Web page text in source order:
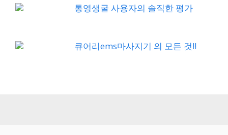
통영생굴 사용자의 솔직한 평가
큐어리ems마사지기 의 모든 것!!